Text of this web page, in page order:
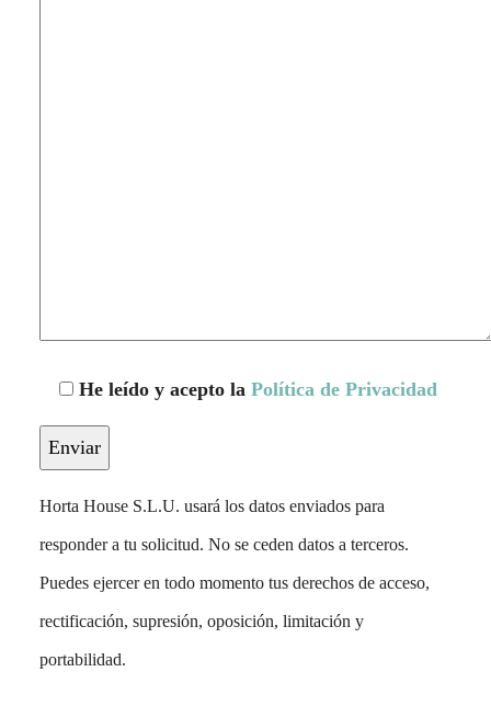
He leído y acepto la Política de Privacidad
Horta House S.L.U. usará los datos enviados para
responder a tu solicitud. No se ceden datos a terceros.
Puedes ejercer en todo momento tus derechos de acceso,
rectificación, supresión, oposición, limitación y
portabilidad.